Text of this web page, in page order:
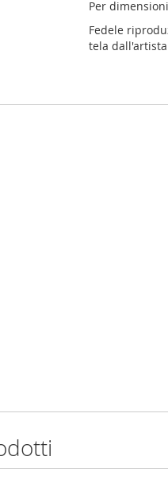
Per
Fedele
tela